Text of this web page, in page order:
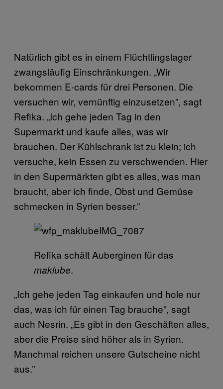
Natürlich gibt es in einem Flüchtlingslager
zwangsläufig Einschränkungen. „Wir
bekommen E-cards für drei Personen. Die
versuchen wir, vernünftig einzusetzen”, sagt
Refika. „Ich gehe jeden Tag in den
Supermarkt und kaufe alles, was wir
brauchen. Der Kühlschrank ist zu klein; ich
versuche, kein Essen zu verschwenden. Hier
in den Supermärkten gibt es alles, was man
braucht, aber ich finde, Obst und Gemüse
schmecken in Syrien besser.”
Refika schält Auberginen für das
maklube.
„Ich gehe jeden Tag einkaufen und hole nur
das, was ich für einen Tag brauche”, sagt
auch Nesrin. „Es gibt in den Geschäften alles,
aber die Preise sind höher als in Syrien.
Manchmal reichen unsere Gutscheine nicht
aus.”